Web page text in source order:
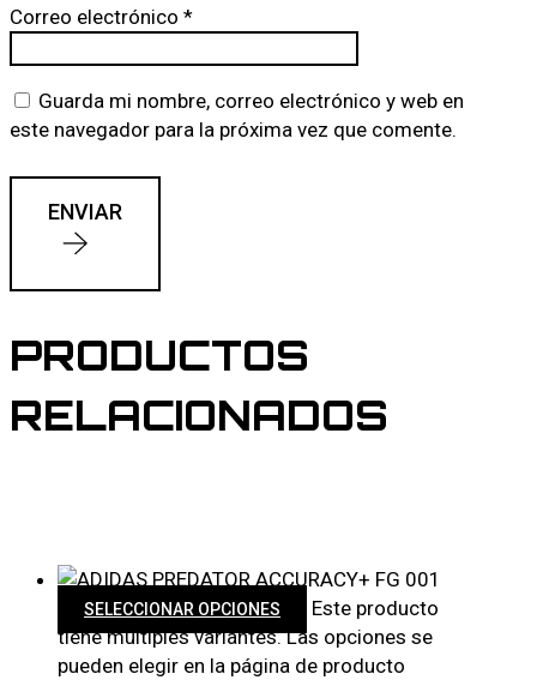
Correo electrónico *
Guarda mi nombre, correo electrónico y web en
este navegador para la próxima vez que comente.
ENVIAR
PRODUCTOS
RELACIONADOS
SELECCIONAR OPCIONES
Este producto
tiene múltiples variantes. Las opciones se
pueden elegir en la página de producto